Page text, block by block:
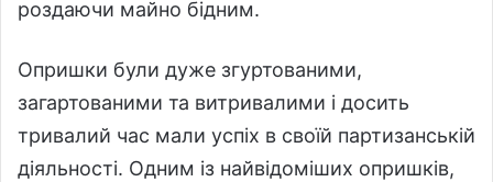
роздаючи майно бідним.
Опришки були дуже згуртованими,
загартованими та витривалими і досить
тривалий час мали успіх в своїй партизанській
діяльності. Одним із найвідоміших опришків,